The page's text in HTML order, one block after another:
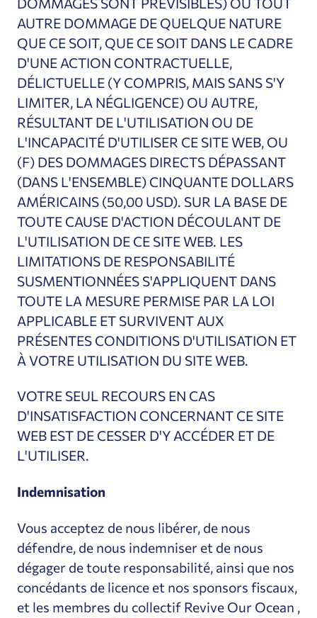
AUTRE DOMMAGE DE QUELQUE NATURE
QUE CE SOIT, QUE CE SOIT DANS LE CADRE
D'UNE ACTION CONTRACTUELLE,
DÉLICTUELLE (Y COMPRIS, MAIS SANS S'Y
LIMITER, LA NÉGLIGENCE) OU AUTRE,
RÉSULTANT DE L'UTILISATION OU DE
L'INCAPACITÉ D'UTILISER CE SITE WEB, OU
(F) DES DOMMAGES DIRECTS DÉPASSANT
(DANS L'ENSEMBLE) CINQUANTE DOLLARS
AMÉRICAINS (50,00 USD). SUR LA BASE DE
TOUTE CAUSE D'ACTION DÉCOULANT DE
L'UTILISATION DE CE SITE WEB. LES
LIMITATIONS DE RESPONSABILITÉ
SUSMENTIONNÉES S'APPLIQUENT DANS
TOUTE LA MESURE PERMISE PAR LA LOI
APPLICABLE ET SURVIVENT AUX
PRÉSENTES CONDITIONS D'UTILISATION ET
À VOTRE UTILISATION DU SITE WEB.
VOTRE SEUL RECOURS EN CAS
D'INSATISFACTION CONCERNANT CE SITE
WEB EST DE CESSER D'Y ACCÉDER ET DE
L'UTILISER.
Indemnisation
Vous acceptez de nous libérer, de nous
défendre, de nous indemniser et de nous
dégager de toute responsabilité, ainsi que nos
concédants de licence et nos sponsors fiscaux,
et les membres du collectif Revive Our Ocean ,